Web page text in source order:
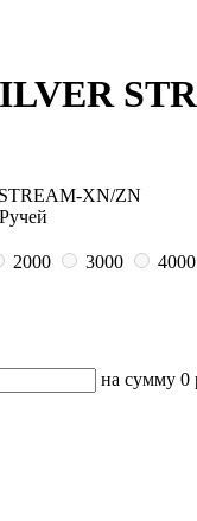
XN/ZN
2000 3000
4000
на сумму 0